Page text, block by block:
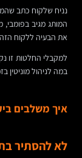
נניח שלקוח כתב
המותג מגיב
את הבעיה ללקוח
למקבלי החלטות זו
במה לניהול מוניטין
איך משלבים
לא להסתיר